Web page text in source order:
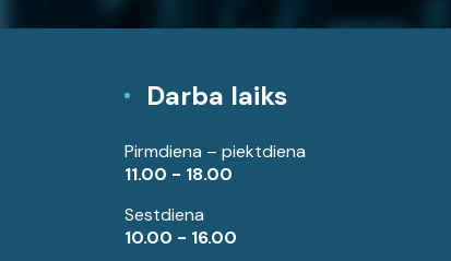
Darba laiks
Pirmdiena – piektdiena
11.00 - 18.00
Sestdiena
10.00 - 16.00